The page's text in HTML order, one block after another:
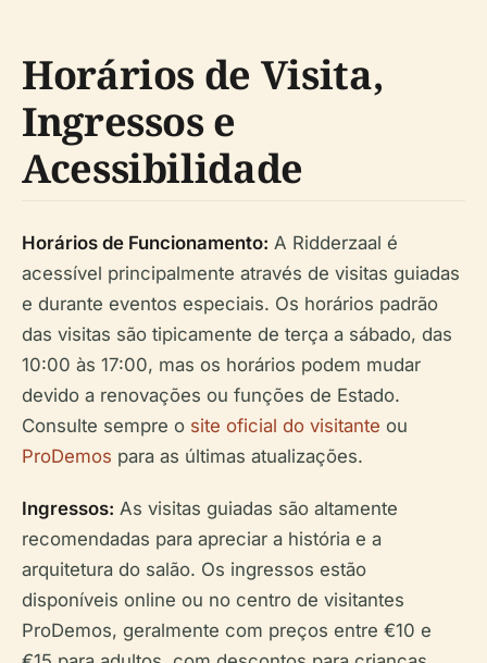
Horários de Visita,
Ingressos e
Acessibilidade
Horários de Funcionamento: A Ridderzaal é
acessível principalmente através de visitas guiadas
e durante eventos especiais. Os horários padrão
das visitas são tipicamente de terça a sábado, das
10:00 às 17:00, mas os horários podem mudar
devido a renovações ou funções de Estado.
Consulte sempre o site oficial do visitante ou
ProDemos para as últimas atualizações.
Ingressos: As visitas guiadas são altamente
recomendadas para apreciar a história e a
arquitetura do salão. Os ingressos estão
disponíveis online ou no centro de visitantes
ProDemos, geralmente com preços entre €10 e